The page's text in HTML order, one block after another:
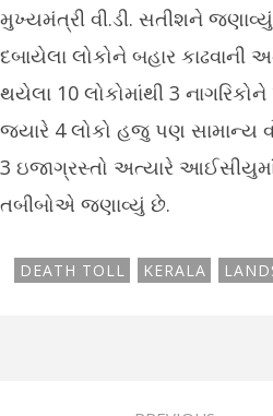
મુખ્યમંત્રી વી.ડી. સતીશને
દબાયેલા લોકોને બહાર
થયેલા 10 લોકોમાંથી 3
જ્યારે 4 લોકો હજુ પણ સામાન્ય
3 ઇજાગ્રસ્તો અત્યારે
તબીબોએ જણાવ્યું છે.
DEATH TOLL KERALA